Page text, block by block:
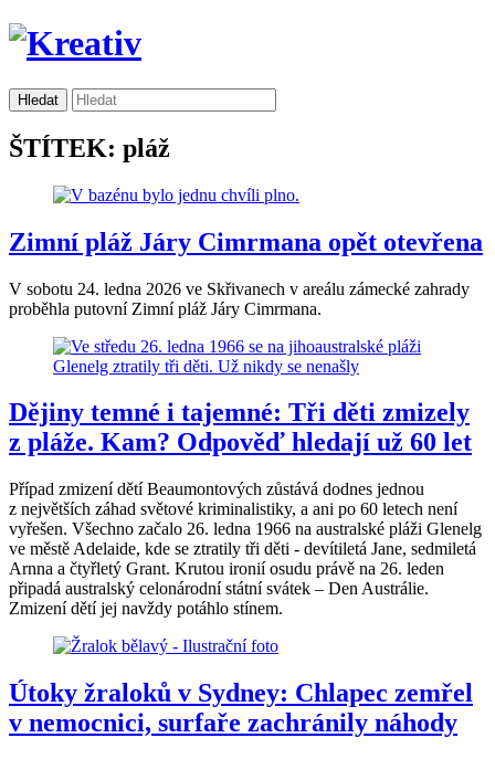
ŠTÍTEK: pláž
Zimní pláž Járy Cimrmana opět otevřena
V sobotu 24. ledna 2026 ve Skřivanech v areálu zámecké zahrady
proběhla putovní Zimní pláž Járy Cimrmana.
Dějiny temné i tajemné: Tři děti zmizely
z pláže. Kam? Odpověď hledají už 60 let
Případ zmizení dětí Beaumontových zůstává dodnes jednou
z největších záhad světové kriminalistiky, a ani po 60 letech není
vyřešen. Všechno začalo 26. ledna 1966 na australské pláži Glenelg
ve městě Adelaide, kde se ztratily tři děti - devítiletá Jane, sedmiletá
Arnna a čtyřletý Grant. Krutou ironií osudu právě na 26. leden
připadá australský celonárodní státní svátek – Den Austrálie.
Zmizení dětí jej navždy potáhlo stínem.
Útoky žraloků v Sydney: Chlapec zemřel
v nemocnici, surfaře zachránily náhody